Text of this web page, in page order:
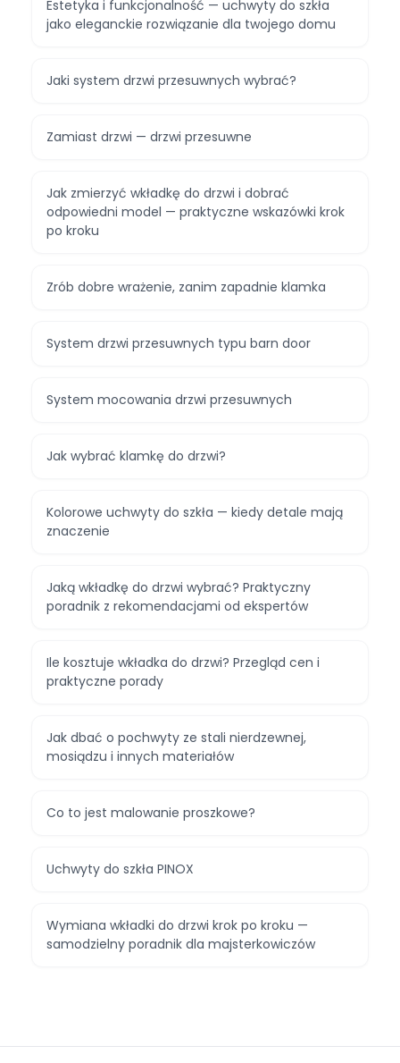
Estetyka i funkcjonalność — uchwyty do szkła
jako eleganckie rozwiązanie dla twojego domu
Jaki system drzwi przesuwnych wybrać?
Zamiast drzwi — drzwi przesuwne
Jak zmierzyć wkładkę do drzwi i dobrać
odpowiedni model — praktyczne wskazówki krok
po kroku
Zrób dobre wrażenie, zanim zapadnie klamka
System drzwi przesuwnych typu barn door
System mocowania drzwi przesuwnych
Jak wybrać klamkę do drzwi?
Kolorowe uchwyty do szkła — kiedy detale mają
znaczenie
Jaką wkładkę do drzwi wybrać? Praktyczny
poradnik z rekomendacjami od ekspertów
Ile kosztuje wkładka do drzwi? Przegląd cen i
praktyczne porady
Jak dbać o pochwyty ze stali nierdzewnej,
mosiądzu i innych materiałów
Co to jest malowanie proszkowe?
Uchwyty do szkła PINOX
Wymiana wkładki do drzwi krok po kroku —
samodzielny poradnik dla majsterkowiczów